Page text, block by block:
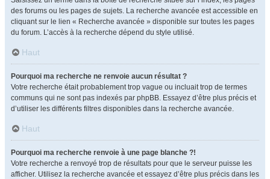
des forums ou les pages de sujets. La recherche avancée est accessible en
cliquant sur le lien « Recherche avancée » disponible sur toutes les pages
du forum. L’accès à la recherche dépend du style utilisé.
Haut
Pourquoi ma recherche ne renvoie aucun résultat ?
Votre recherche était probablement trop vague ou incluait trop de termes
communs qui ne sont pas indexés par phpBB. Essayez d’être plus précis et
d’utiliser les différents filtres disponibles dans la recherche avancée.
Haut
Pourquoi ma recherche renvoie à une page blanche ?!
Votre recherche a renvoyé trop de résultats pour que le serveur puisse les
afficher. Utilisez la recherche avancée et essayez d’être plus précis dans les